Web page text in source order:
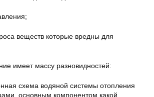
веществ которые вредны для
имеет массу разновидностей:
схема водяной системы отопления
основным компонентом какой